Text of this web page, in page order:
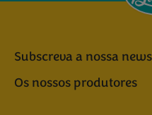
Subscreva a nossa
Os nossos produtores